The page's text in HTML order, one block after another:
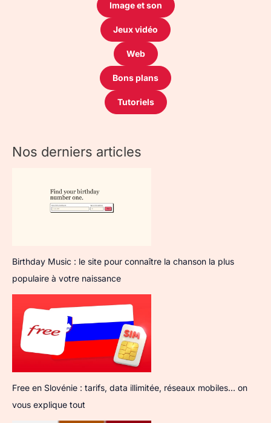
Image et son
Jeux vidéo
Web
Bons plans
Tutoriels
Nos derniers articles
Birthday Music : le site pour connaître la chanson la plus
populaire à votre naissance
Free en Slovénie : tarifs, data illimitée, réseaux mobiles… on
vous explique tout